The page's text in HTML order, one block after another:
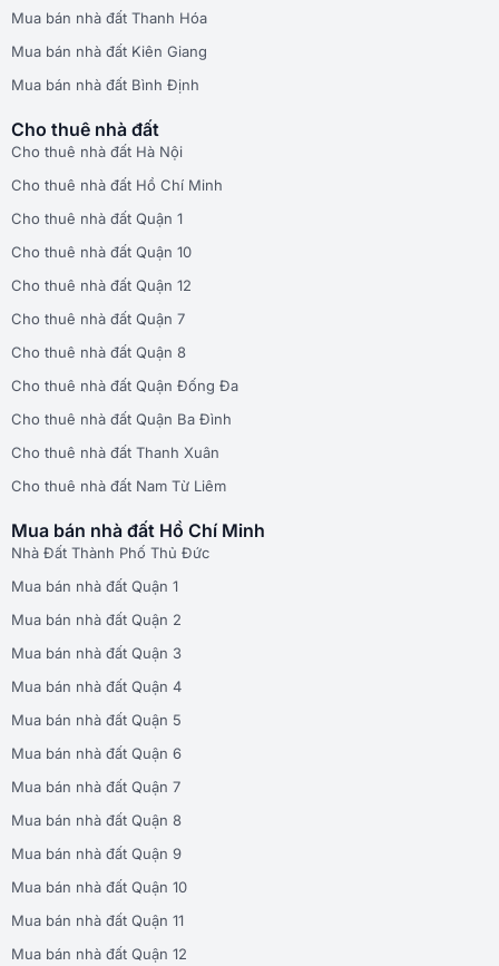
Mua bán nhà đất Thanh Hóa
Mua bán nhà đất Kiên Giang
Mua bán nhà đất Bình Định
Cho thuê nhà đất
Cho thuê nhà đất Hà Nội
Cho thuê nhà đất Hồ Chí Minh
Cho thuê nhà đất Quận 1
Cho thuê nhà đất Quận 10
Cho thuê nhà đất Quận 12
Cho thuê nhà đất Quận 7
Cho thuê nhà đất Quận 8
Cho thuê nhà đất Quận Đống Đa
Cho thuê nhà đất Quận Ba Đình
Cho thuê nhà đất Thanh Xuân
Cho thuê nhà đất Nam Từ Liêm
Mua bán nhà đất Hồ Chí Minh
Nhà Đất Thành Phố Thủ Đức
Mua bán nhà đất Quận 1
Mua bán nhà đất Quận 2
Mua bán nhà đất Quận 3
Mua bán nhà đất Quận 4
Mua bán nhà đất Quận 5
Mua bán nhà đất Quận 6
Mua bán nhà đất Quận 7
Mua bán nhà đất Quận 8
Mua bán nhà đất Quận 9
Mua bán nhà đất Quận 10
Mua bán nhà đất Quận 11
Mua bán nhà đất Quận 12